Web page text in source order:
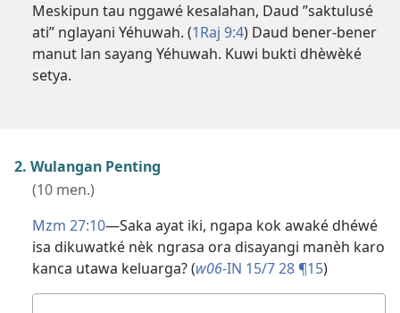
Meskipun tau nggawé kesalahan, Daud ”saktulusé
ati” nglayani Yéhuwah. (1Raj 9:4) Daud bener-bener
manut lan sayang Yéhuwah. Kuwi bukti dhèwèké
setya.
2. Wulangan Penting
(10 men.)
Mzm 27:10—Saka ayat iki, ngapa kok awaké dhéwé
isa dikuwatké nèk ngrasa ora disayangi manèh karo
kanca utawa keluarga? (w06-IN 15/7 28 ¶15)